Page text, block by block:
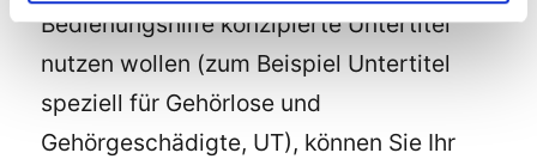
Bedienungshilfe konzipierte Untertitel
nutzen wollen (zum Beispiel Untertitel
speziell für Gehörlose und
Gehörgeschädigte, UT), können Sie Ihr